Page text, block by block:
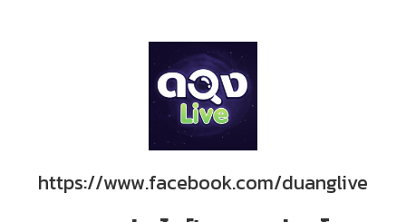
https://www.facebook.com/duanglive